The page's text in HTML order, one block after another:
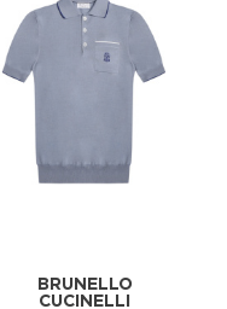
BRUNELLO
CUCINELLI